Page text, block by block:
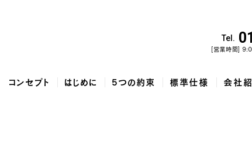
Tel.
[営業時間]
コンセプト はじめに 5つの約束 標準仕様 会社